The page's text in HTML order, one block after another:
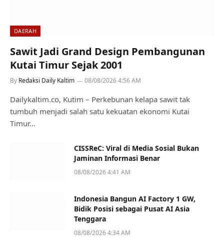
DAERAH
Sawit Jadi Grand Design Pembangunan
Kutai Timur Sejak 2001
By Redaksi Daily Kaltim 08/08/2026 4:56 AM
Dailykaltim.co, Kutim – Perkebunan kelapa sawit tak
tumbuh menjadi salah satu kekuatan ekonomi Kutai
Timur…
CISSReC: Viral di Media Sosial Bukan
Jaminan Informasi Benar
08/08/2026 4:41 AM
Indonesia Bangun AI Factory 1 GW,
Bidik Posisi sebagai Pusat AI Asia
Tenggara
08/08/2026 4:34 AM